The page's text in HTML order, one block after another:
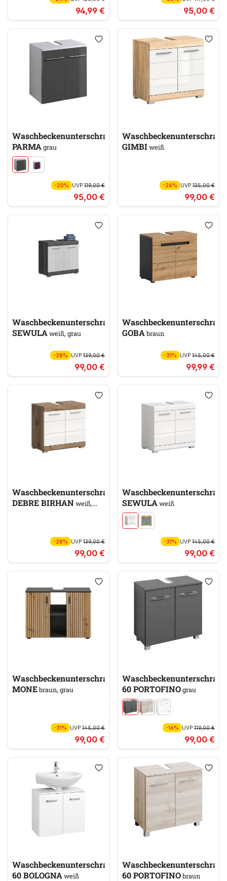
94,99 € 95,00 €
Waschbeckenunterschrank
PARMAgrau
-20% UVP 119,00 €
95,00 €
Waschbeckenunterschrank
GIMBIweiß
-26% UVP135,00 €
99,00 €
Waschbeckenunterschrank
SEWULAweiß, grau
-28% UVP 139,00 €
99,00 €
Waschbeckenunterschrank
GOBAbraun
-31% UVP145,00 €
99,99 €
Waschbeckenunterschrank
DEBRE BIRHANweiß,
-28% UVP 139,00 €
99,00 €
Waschbeckenunterschrank
SEWULAweiß
-31% UVP145,00 €
99,00 €
Waschbeckenunterschrank
MONEbraun, grau
-31% UVP 145,00 €
99,00 €
Waschbeckenunterschrank
60 PORTOFINOgrau
-16% UVP119,00 €
99,00 €
Waschbeckenunterschrank
60 BOLOGNAweiß
Waschbeckenunterschrank
60 PORTOFINObraun